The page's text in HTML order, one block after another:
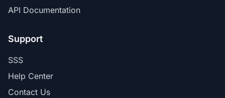
API Documentation
Support
SSS
Help Center
Contact Us